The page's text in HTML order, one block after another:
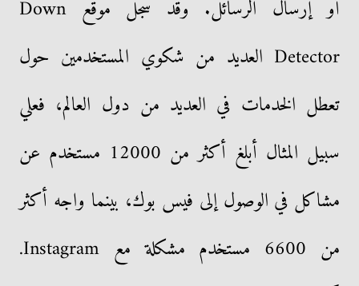
أو إرسال الرسائل. وقد سجل موقع Down
Detector العديد من شكوي المستخدمين حول
تعطل الخدمات في العديد من دول العالم، فعلي
سبيل المثال أبلغ أكثر من 12000 مستخدم عن
مشاكل في الوصول إلى فيس بوك، بينما واجه أكثر
من 6600 مستخدم مشكلة مع Instagram.